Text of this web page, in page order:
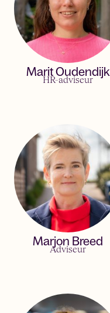
Marit Oudendijk
HR-adviseur
Marjon Breed
Adviseur